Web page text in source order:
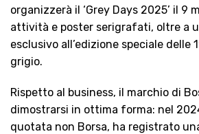
organizzerà il ‘Grey Days 2025’ il 9
attività e poster serigrafati, oltre a
esclusivo all’edizione speciale delle
grigio.
Rispetto al business, il marchio di
dimostrarsi in ottima forma: nel
quotata non Borsa, ha registrato